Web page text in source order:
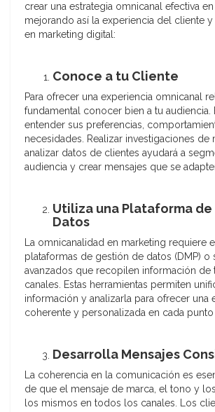
crear una estrategia omnicanal efectiva
mejorando así la experiencia del cliente
en marketing digital:
Conoce a tu Cliente
Para ofrecer una experiencia omnicanal
fundamental conocer bien a tu audiencia.
entender sus preferencias,
necesidades. Realizar investigaciones de
analizar datos de clientes ayudará a
audiencia y crear mensajes que se
Utiliza una Plataforma
Datos
La omnicanalidad en marketing requiere
plataformas de gestión de datos (DMP) o
avanzados que recopilen información de
canales. Estas herramientas permiten
información y analizarla para ofrecer una
coherente y personalizada en cada
Desarrolla Mensajes
La coherencia en la comunicación es
de que el mensaje de marca, el tono y
los mismos en todos los canales. Los